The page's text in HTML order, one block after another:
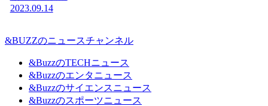
2023.09.14
&BUZZのニュースチャンネル
&BuzzのTECHニュース
&Buzzのエンタニュース
&Buzzのサイエンスニュース
&Buzzのスポーツニュース